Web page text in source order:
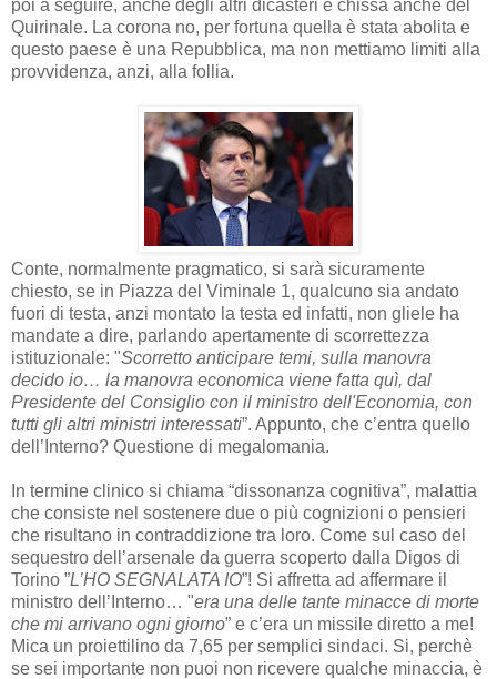
poi a seguire, anche degli altri dicasteri e chissà anche del
Quirinale. La corona no, per fortuna quella è stata abolita e
questo paese è una Repubblica, ma non mettiamo limiti alla
provvidenza, anzi, alla follia.
Conte, normalmente pragmatico, si sarà sicuramente
chiesto, se in Piazza del Viminale 1, qualcuno sia andato
fuori di testa, anzi montato la testa ed infatti, non gliele ha
mandate a dire, parlando apertamente di scorrettezza
istituzionale: "Scorretto anticipare temi, sulla manovra
decido io… la manovra economica viene fatta quì, dal
Presidente del Consiglio con il ministro dell'Economia, con
tutti gli altri ministri interessati”. Appunto, che c’entra quello
dell’Interno? Questione di megalomania.
In termine clinico si chiama “dissonanza cognitiva”, malattia
che consiste nel sostenere due o più cognizioni o pensieri
che risultano in contraddizione tra loro. Come sul caso del
sequestro dell’arsenale da guerra scoperto dalla Digos di
Torino ”L’HO SEGNALATA IO”! Si affretta ad affermare il
ministro dell’Interno… "era una delle tante minacce di morte
che mi arrivano ogni giorno” e c’era un missile diretto a me!
Mica un proiettilino da 7,65 per semplici sindaci. Si, perchè
se sei importante non puoi non ricevere qualche minaccia, è